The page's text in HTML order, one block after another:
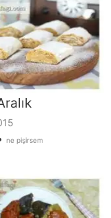
ne pişirsem